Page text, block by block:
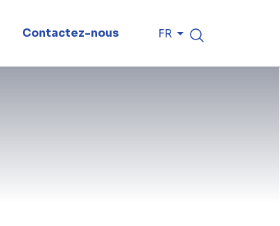
Contactez-nous FR